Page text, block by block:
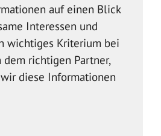
auf einen Blick
Interessen und
wichtiges Kriterium bei
dem richtigen Partner,
diese Informationen